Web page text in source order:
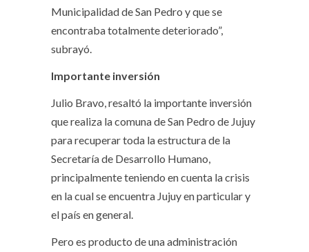
Municipalidad de San Pedro y que se
encontraba totalmente deteriorado”,
subrayó.
Importante inversión
Julio Bravo, resaltó la importante inversión
que realiza la comuna de San Pedro de Jujuy
para recuperar toda la estructura de la
Secretaría de Desarrollo Humano,
principalmente teniendo en cuenta la crisis
en la cual se encuentra Jujuy en particular y
el país en general.
Pero es producto de una administración